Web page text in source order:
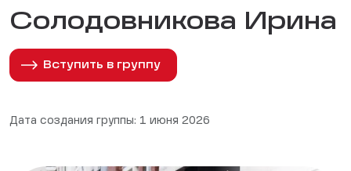
Солодовникова Ирина
Вступить в группу
Дата создания группы: 1 июня 2026